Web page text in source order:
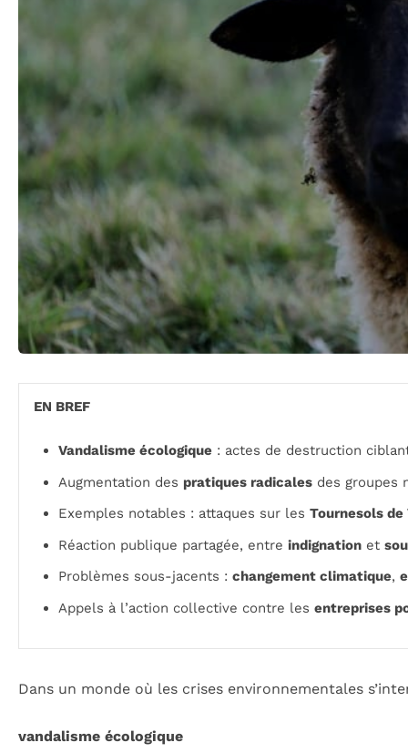
EN BREF
Vandalisme écologique : actes de destruction
Augmentation des pratiques radicales des groupes
Exemples notables : attaques sur les Tournesols de
Réaction publique partagée, entre indignation et
Problèmes sous-jacents : changement climatique,
Appels à l’action collective contre les entreprises
Dans un monde où les crises environnementales
vandalisme écologique